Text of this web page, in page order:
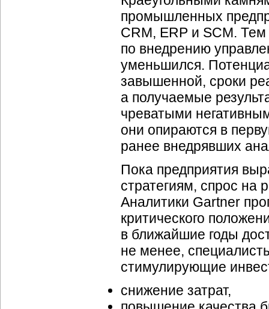
промышленных
CRM, ERP и SCM.
по внедрению
уменьшился.
завышенной, сроки
а получаемые
чреватыми
они опираются в
ранее внедрявших
Пока предприятия
стратегиям, спрос на
Аналитики Gartner
критического
в ближайшие годы
не менее,
стимулирующие
снижение затрат,